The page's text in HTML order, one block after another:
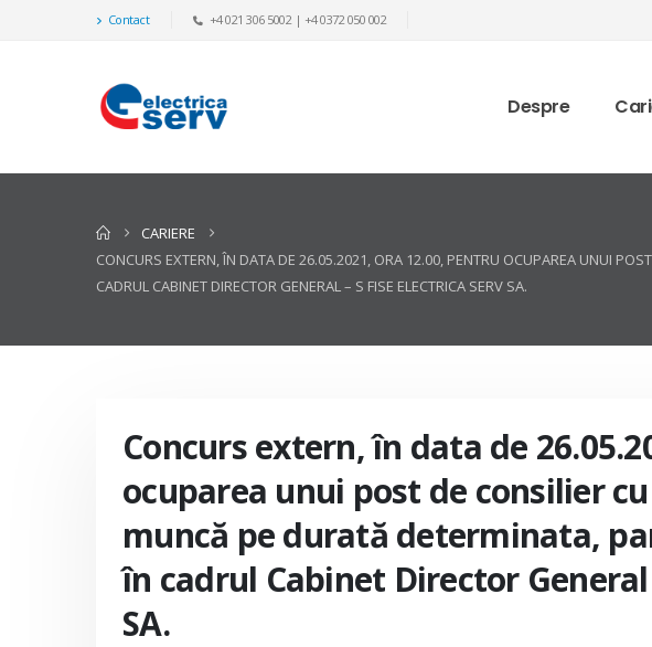
Contact +4 021 306 5002 | +4 0372 050 002
Despre
CARIERE
CONCURS EXTERN, ÎN DATA DE 26.05.2021, ORA 12.00, PENTRU OCUPAREA UNUI
CADRUL CABINET DIRECTOR GENERAL – S FISE ELECTRICA SERV SA.
Concurs extern, în data de
ocuparea unui post de consilier
muncă pe durată determinata,
în cadrul Cabinet Director General
SA.